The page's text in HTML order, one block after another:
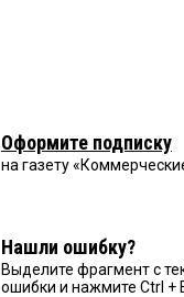
Оформите подписку
на газету
Нашли ошибку?
Выделите фрагмент с
ошибки и нажмите Ctrl +